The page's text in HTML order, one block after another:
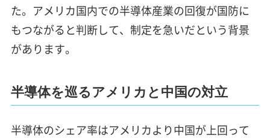
た。アメリカ国内での半導体産業の回復が国防に
もつながると判断して、制定を急いだという背景
があります。
半導体を巡るアメリカと中国の対立
半導体のシェア率はアメリカより中国が上回って